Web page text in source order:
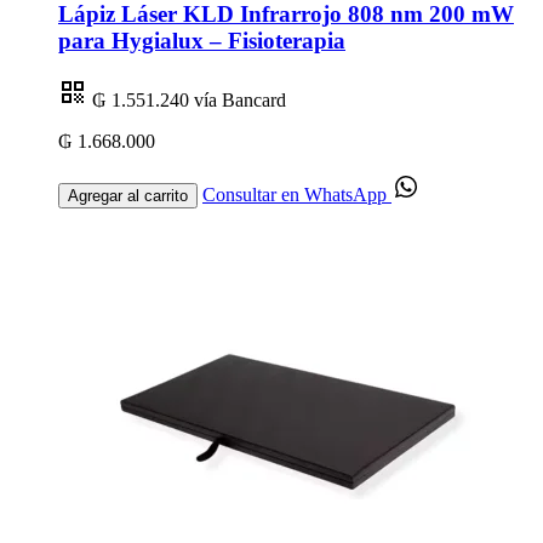
Lápiz Láser KLD Infrarrojo 808 nm 200 mW
para Hygialux – Fisioterapia
₲ 1.551.240 vía Bancard
₲ 1.668.000
Agregar al carrito Consultar en WhatsApp